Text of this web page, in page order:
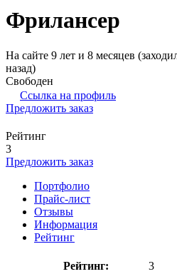
Фрилансер
На сайте 9 лет и 8 месяцев
назад)
Свободен
Ссылка на профиль
Предложить заказ
Рейтинг
3
Предложить заказ
Портфолио
Прайс-лист
Отзывы
Информация
Рейтинг
Рейтинг:
3